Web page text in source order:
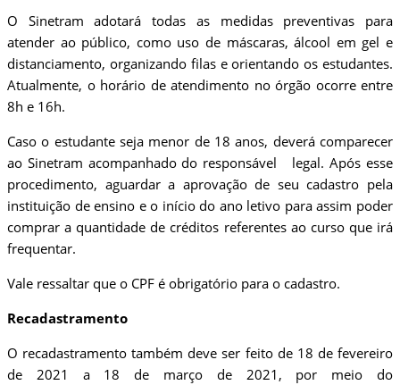
O Sinetram adotará todas as medidas preventivas para
atender ao público, como uso de máscaras, álcool em gel e
distanciamento, organizando filas e orientando os estudantes.
Atualmente, o horário de atendimento no órgão ocorre entre
8h e 16h.
Caso o estudante seja menor de 18 anos, deverá comparecer
ao Sinetram acompanhado do responsável legal. Após esse
procedimento, aguardar a aprovação de seu cadastro pela
instituição de ensino e o início do ano letivo para assim poder
comprar a quantidade de créditos referentes ao curso que irá
frequentar.
Vale ressaltar que o CPF é obrigatório para o cadastro.
Recadastramento
O recadastramento também deve ser feito de 18 de fevereiro
de 2021 a 18 de março de 2021, por meio do